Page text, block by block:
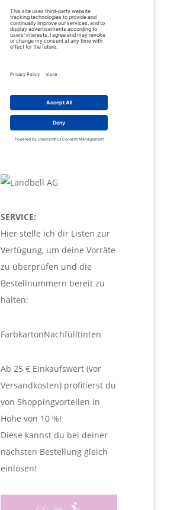
SERVICE:
Hier stelle ich dir Listen zur
Verfügung, um deine Vorräte
zu überprüfen und die
Bestellnummern bereit zu
halten:
FarbkartonNachfülltinten
Ab 25 € Einkaufswert (vor
Versandkosten) profitierst du
von Shoppingvorteilen in
Höhe von 10 %!
Diese kannst du bei deiner
nächsten Bestellung gleich
einlösen!